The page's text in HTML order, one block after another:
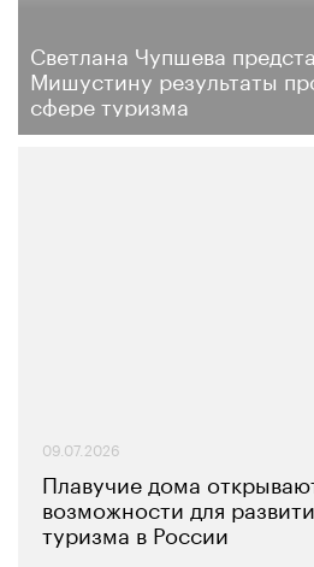
Светлана Чупшева
Мишустину результаты
сфере туризма
09.07.2026
Плавучие дома
возможности для
туризма в России